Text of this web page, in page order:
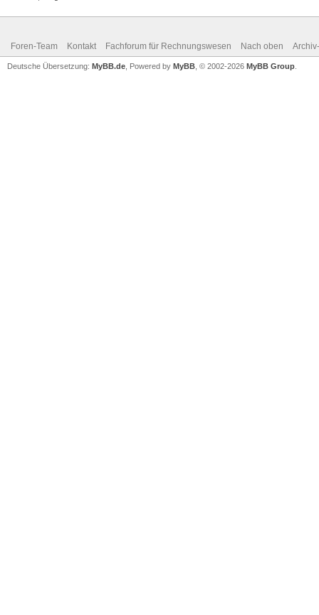
Foren-Team Kontakt Fachforum für Rechnungswesen Nach oben
Deutsche Übersetzung: MyBB.de , Powered by MyBB , © 2002-2026 MyBB Group